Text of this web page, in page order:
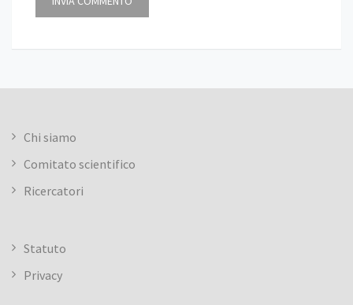
Chi siamo
Comitato scientifico
Ricercatori
Statuto
Privacy